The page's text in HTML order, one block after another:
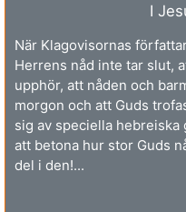
I
När Klagovisornas
Herrens nåd inte tar slut,
upphör, att nåden och
morgon och att Guds
sig av speciella
att betona hur stor Guds
del i den!...